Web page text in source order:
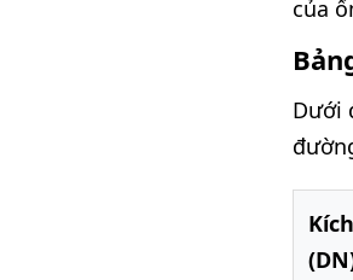
của
Dưới